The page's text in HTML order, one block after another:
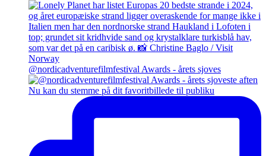
@nordicadventurefilmfestival Awards - årets sjoves
Nu kan du stemme på dit favoritbillede til publiku